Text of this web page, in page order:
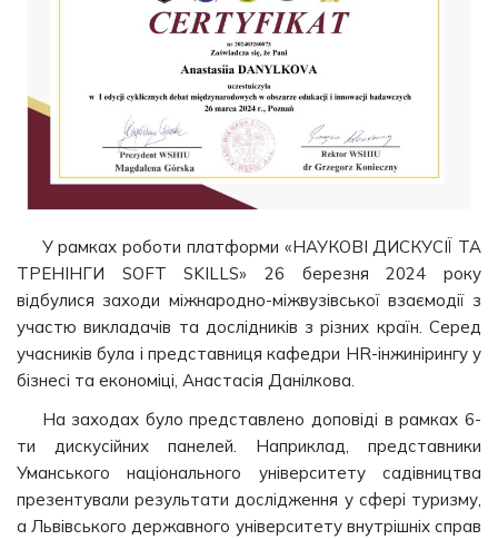
У рамках роботи платформи «НАУКОВІ ДИСКУСІЇ ТА
ТРЕНІНГИ SOFT SKILLS» 26 березня 2024 року
відбулися заходи міжнародно-міжвузівської взаємодії з
участю викладачів та дослідників з різних країн. Серед
учасників була і представниця кафедри HR-інжинірингу у
бізнесі та економіці, Анастасія Данілкова.
На заходах було представлено доповіді в рамках 6-
ти дискусійних панелей. Наприклад, представники
Уманського національного університету садівництва
презентували результати дослідження у сфері туризму,
а Львівського державного університету внутрішніх справ